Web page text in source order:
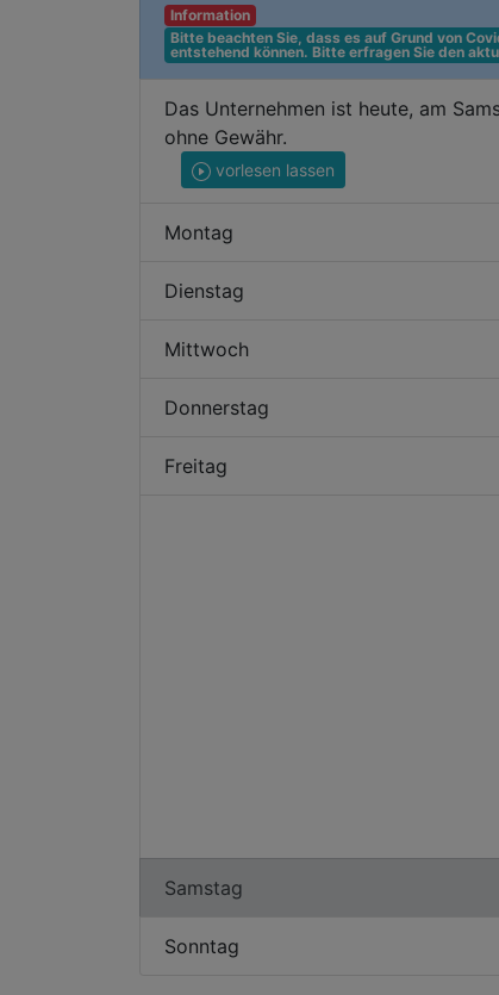
Information
Bitte beachten Sie, dass es auf Grund von
entstehend können. Bitte erfragen Sie den
Das Unternehmen ist heute, am
ohne Gewähr.
vorlesen lassen
Montag
Dienstag
Mittwoch
Donnerstag
Freitag
Samstag
Sonntag